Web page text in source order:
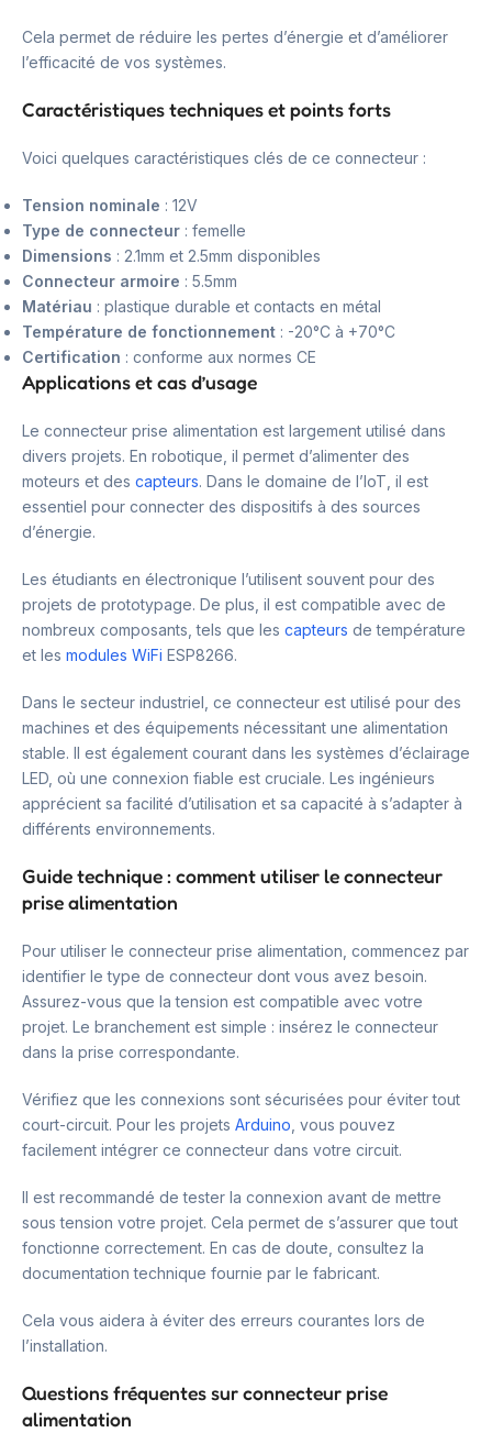
Cela permet de réduire les pertes d’énergie et d’améliorer
l’efficacité de vos systèmes.
Caractéristiques techniques et points forts
Voici quelques caractéristiques clés de ce connecteur :
Tension nominale : 12V
Type de connecteur : femelle
Dimensions : 2.1mm et 2.5mm disponibles
Connecteur armoire : 5.5mm
Matériau : plastique durable et contacts en métal
Température de fonctionnement : -20°C à +70°C
Certification : conforme aux normes CE
Applications et cas d’usage
Le connecteur prise alimentation est largement utilisé dans
divers projets. En robotique, il permet d’alimenter des
moteurs et des capteurs. Dans le domaine de l’IoT, il est
essentiel pour connecter des dispositifs à des sources
d’énergie.
Les étudiants en électronique l’utilisent souvent pour des
projets de prototypage. De plus, il est compatible avec de
nombreux composants, tels que les capteurs de température
et les modules WiFi ESP8266.
Dans le secteur industriel, ce connecteur est utilisé pour des
machines et des équipements nécessitant une alimentation
stable. Il est également courant dans les systèmes d’éclairage
LED, où une connexion fiable est cruciale. Les ingénieurs
apprécient sa facilité d’utilisation et sa capacité à s’adapter à
différents environnements.
Guide technique : comment utiliser le connecteur
prise alimentation
Pour utiliser le connecteur prise alimentation, commencez par
identifier le type de connecteur dont vous avez besoin.
Assurez-vous que la tension est compatible avec votre
projet. Le branchement est simple : insérez le connecteur
dans la prise correspondante.
Vérifiez que les connexions sont sécurisées pour éviter tout
court-circuit. Pour les projets Arduino , vous pouvez
facilement intégrer ce connecteur dans votre circuit.
Il est recommandé de tester la connexion avant de mettre
sous tension votre projet. Cela permet de s’assurer que tout
fonctionne correctement. En cas de doute, consultez la
documentation technique fournie par le fabricant.
Cela vous aidera à éviter des erreurs courantes lors de
l’installation.
Questions fréquentes sur connecteur prise
alimentation